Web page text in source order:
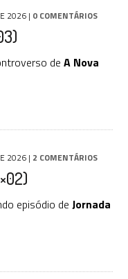
2026 | 0 COMENTÁRIOS
de A Nova
2026 | 2 COMENTÁRIOS
episódio de Jornada